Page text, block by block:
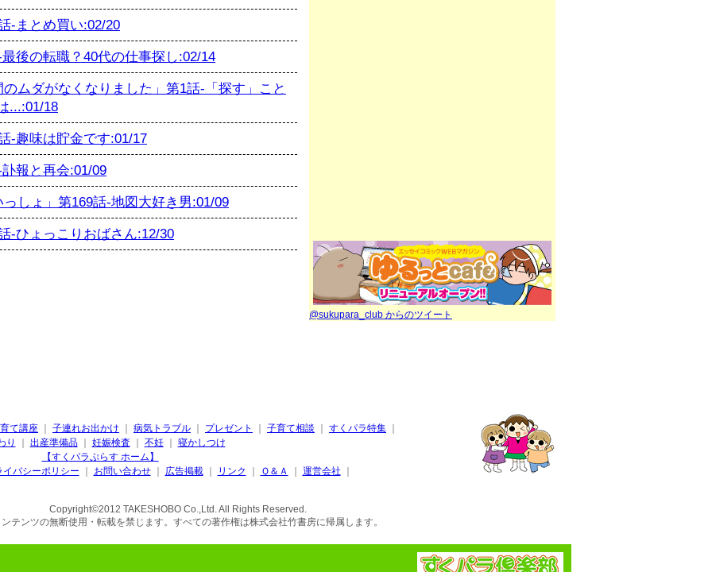
-まとめ買い:02/20
後の転職？40代の仕事探し:02/14
ムダがなくなりました」第1話-「探す」こと
...:01/18
-趣味は貯金です:01/17
報と再会:01/09
しょ」第169話-地図大好き男:01/09
-ひょっこりおばさん:12/30
@sukupara_club からのツイート
て講座 子連れお出かけ 病気トラブル プレゼント 子育て相談 すくパラ特集
り
出産準備品 妊娠検査 不妊
寝かしつけ
【すくパラぷらす ホーム】
イバシーポリシー
お問い合わせ 広告掲載 リンク Ｑ＆Ａ 運営会社
Copyright©2012 TAKESHOBO Co.,Ltd. All Rights Reserved.
テンツの無断使用・転載を禁じます。すべての著作権は株式会社竹書房に帰属します。